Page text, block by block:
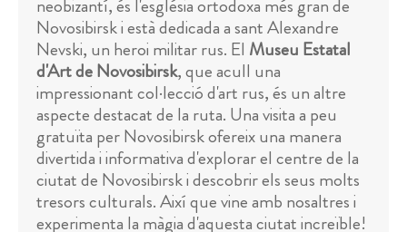
neobizantí, és l'església ortodoxa més gran de
Novosibirsk i està dedicada a sant Alexandre
Nevski, un heroi militar rus. El Museu Estatal
d'Art de Novosibirsk, que acull una
impressionant col·lecció d'art rus, és un altre
aspecte destacat de la ruta. Una visita a peu
gratuïta per Novosibirsk ofereix una manera
divertida i informativa d'explorar el centre de la
ciutat de Novosibirsk i descobrir els seus molts
tresors culturals. Així que vine amb nosaltres i
experimenta la màgia d'aquesta ciutat increïble!